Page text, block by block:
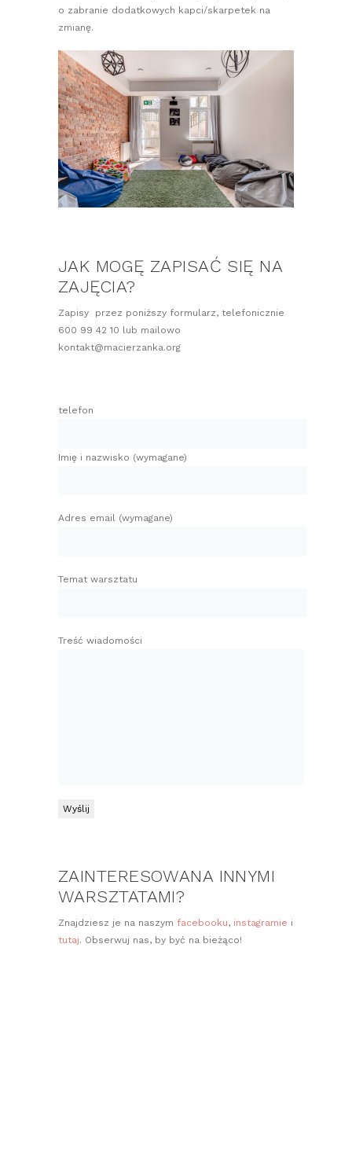
o zabranie dodatkowych kapci/skarpetek na
zmianę.
JAK MOGĘ ZAPISAĆ SIĘ NA
ZAJĘCIA?
Zapisy przez poniższy formularz, telefonicznie
600 99 42 10 lub mailowo
kontakt@macierzanka.org
telefon
Imię i nazwisko (wymagane)
Adres email (wymagane)
Temat warsztatu
Treść wiadomości
ZAINTERESOWANA INNYMI
WARSZTATAMI?
Znajdziesz je na naszym facebooku, instagramie i
tutaj. Obserwuj nas, by być na bieżąco!